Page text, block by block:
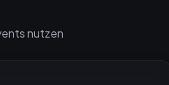
nutzen